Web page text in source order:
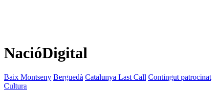
NacióDigital
Baix Montseny Berguedà Catalunya Last Call Contingut patrocinat
Cultura